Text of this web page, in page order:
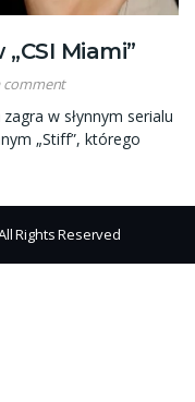
Miami”
comment
w słynnym serialu
„Stiff”, którego
Rights Reserved